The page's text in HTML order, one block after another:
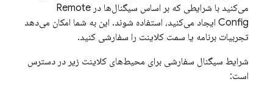
می‌کنید با شرایطی که بر اساس سیگنال‌ها در Remote
Config ایجاد می‌کنید، استفاده شوند. این به شما امکان می‌دهد
تجربیات برنامه یا سمت کلاینت را سفارشی کنید.
شرایط سیگنال سفارشی برای محیط‌های کلاینت زیر در دسترس
است: